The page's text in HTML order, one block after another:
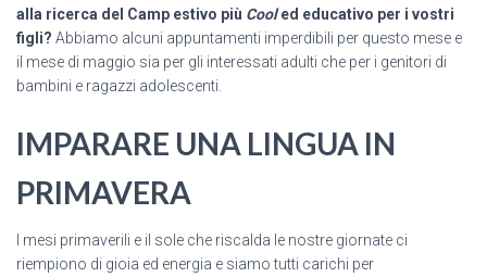
alla ricerca del Camp estivo più Cooled educativo per i vostri
figli? Abbiamo alcuni appuntamenti imperdibili per questo mese e
il mese di maggio sia per gli interessati adulti che per i genitori di
bambini e ragazzi adolescenti.
IMPARARE UNA LINGUA IN
PRIMAVERA
I mesi primaverili e il sole che riscalda le nostre giornate ci
riempiono di gioia ed energia e siamo tutti carichi per